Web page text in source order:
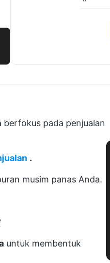
berfokus pada penjualan
.
musim panas Anda.
untuk membentuk